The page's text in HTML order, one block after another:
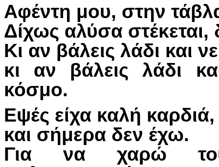
Αφέντη μου, στην
Δίχως αλύσα στέκεται,
Κι αν βάλεις λάδι και
κι αν βάλεις λάδι
κόσμο.
Εψές είχα καλή καρδιά,
και σήμερα δεν έχω.
Για να χαρώ